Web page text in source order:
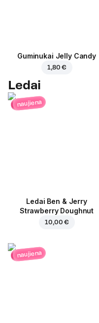
Guminukai Jelly Candy
1,80 €
Ledai
naujiena
Ledai Ben & Jerry
Strawberry Doughnut
10,00 €
naujiena